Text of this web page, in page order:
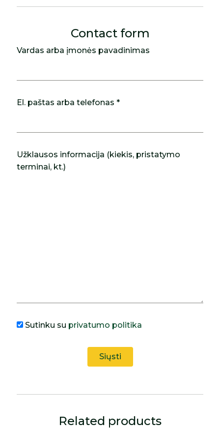
Contact form
Vardas arba įmonės pavadinimas
El. paštas arba telefonas *
Užklausos informacija (kiekis, pristatymo
terminai, kt.)
Sutinku su privatumo politika
Related products